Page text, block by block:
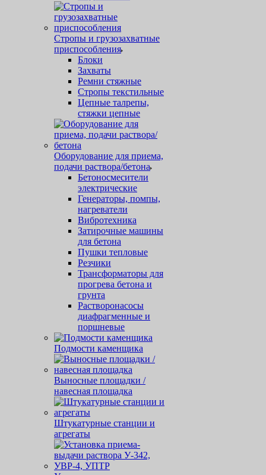
Стропы и грузозахватные
приспособления
Блоки
Захваты
Ремни стяжные
Стропы текстильные
Цепные талрепы,
стяжки цепные
Оборудование для приема,
подачи раствора/бетона
Бетоносмесители
электрические
Генераторы, помпы,
нагреватели
Вибротехника
Затирочные машины
для бетона
Пушки тепловые
Резчики
Трансформаторы для
прогрева бетона и
грунта
Растворонасосы
диафрагменные и
поршневые
Подмости каменщика
Выносные площадки /
навесная площадка
Штукатурные станции и
агрегаты